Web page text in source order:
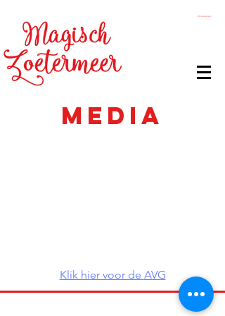
Winkelwagen
MEDIA
Klik hier voor de AVG